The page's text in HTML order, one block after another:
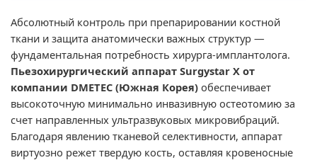
Абсолютный контроль при препарировании костной
ткани и защита анатомически важных структур —
фундаментальная потребность хирурга-имплантолога.
Пьезохирургический аппарат Surgystar X от
компании DMETEC (Южная Корея) обеспечивает
высокоточную минимально инвазивную остеотомию за
счет направленных ультразвуковых микровибраций.
Благодаря явлению тканевой селективности, аппарат
виртуозно режет твердую кость, оставляя кровеносные